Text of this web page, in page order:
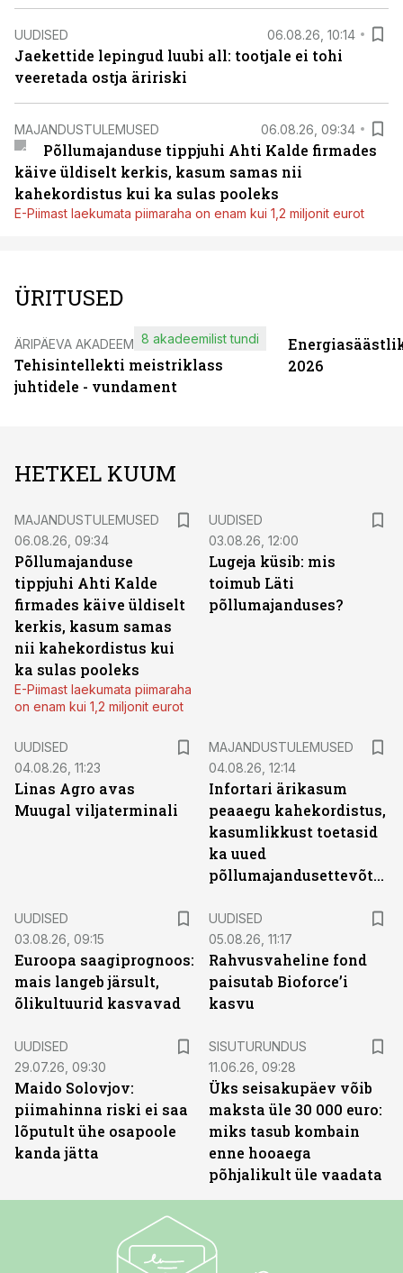
UUDISED 06.08.26, 10:14
Jaekettide lepingud luubi all: tootjale ei tohi
veeretada ostja äririski
MAJANDUSTULEMUSED 06.08.26, 09:34
Põllumajanduse tippjuhi Ahti Kalde firmades
käive üldiselt kerkis, kasum samas nii
kahekordistus kui ka sulas pooleks
E-Piimast laekumata piimaraha on enam kui 1,2 miljonit eurot
ÜRITUSED
ÄRIPÄEVA AKADEEMIA
Tehisintellekti meistriklass
juhtidele - vundament
8 akadeemilist tundi
2026
HETKEL KUUM
MAJANDUSTULEMUSED
06.08.26, 09:34
Põllumajanduse
tippjuhi Ahti Kalde
firmades käive üldiselt
kerkis, kasum samas
nii kahekordistus kui
ka sulas pooleks
E-Piimast laekumata piimaraha
on enam kui 1,2 miljonit eurot
UUDISED
03.08.26, 12:00
Lugeja küsib: mis
toimub Läti
põllumajanduses?
UUDISED
04.08.26, 11:23
Linas Agro avas
Muugal viljaterminali
MAJANDUSTULEMUSED
04.08.26, 12:14
Infortari ärikasum
peaaegu kahekordistus,
kasumlikkust toetasid
ka uued
põllumajandusettevõtted
UUDISED
03.08.26, 09:15
Euroopa saagiprognoos:
mais langeb järsult,
õlikultuurid kasvavad
UUDISED
05.08.26, 11:17
Rahvusvaheline fond
paisutab Bioforce’i
kasvu
UUDISED
29.07.26, 09:30
Maido Solovjov:
piimahinna riski ei saa
lõputult ühe osapoole
kanda jätta
SISUTURUNDUS
11.06.26, 09:28
Üks seisakupäev võib
maksta üle 30 000 euro:
miks tasub kombain
enne hooaega
põhjalikult üle vaadata